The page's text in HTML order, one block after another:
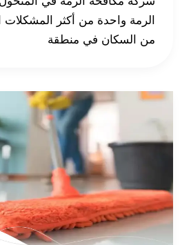
الرمة واحدة من أكثر المشكلات
من السكان في منطقة